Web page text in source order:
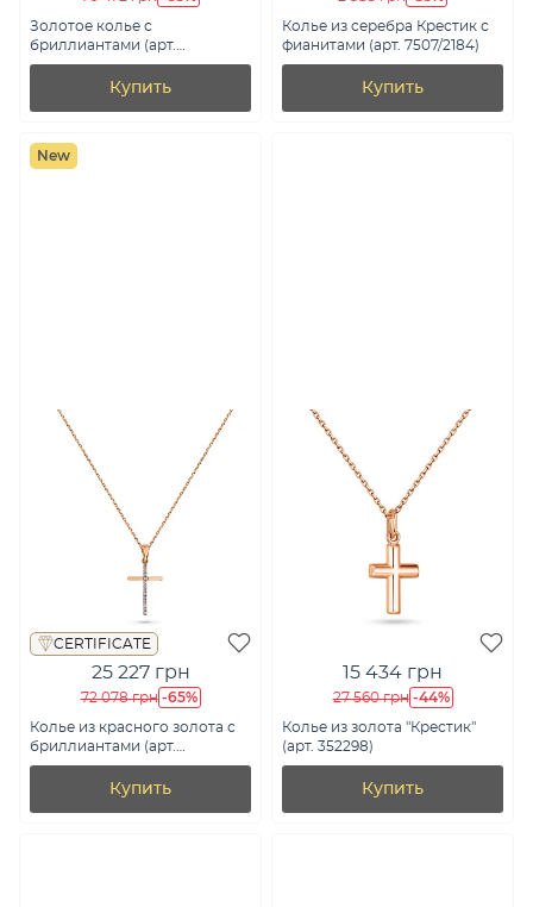
Золотое колье с
бриллиантами (арт.
Ц011468005)
Купить
Колье из серебра Крестик с
фианитами (арт. 7507/2184)
Купить
New
CERTIFICATE
25 227 грн
72 078 грн -65%
Колье из красного золота с
бриллиантами (арт.
Ц011279005)
Купить
15 434 грн
27 560 грн -44%
Колье из золота "Крестик"
(арт. 352298)
Купить